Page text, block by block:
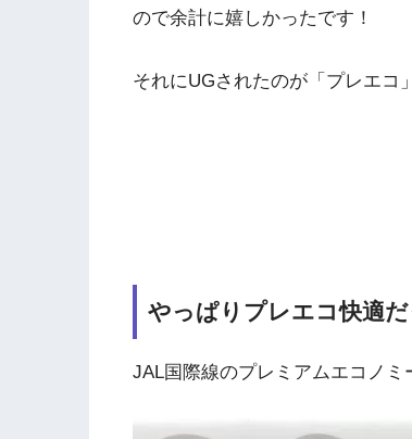
ので余計に嬉しかったです！
それにUGされたのが「プレエコ
やっぱりプレエコ快適だ
JAL国際線のプレミアムエコノミ